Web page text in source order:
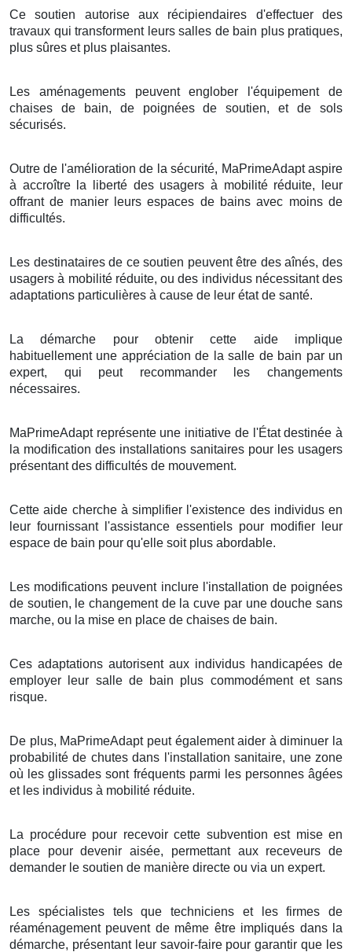
Ce soutien autorise aux récipiendaires d'effectuer des
travaux qui transforment leurs salles de bain plus pratiques,
plus sûres et plus plaisantes.
Les aménagements peuvent englober l'équipement de
chaises de bain, de poignées de soutien, et de sols
sécurisés.
Outre de l'amélioration de la sécurité, MaPrimeAdapt aspire
à accroître la liberté des usagers à mobilité réduite, leur
offrant de manier leurs espaces de bains avec moins de
difficultés.
Les destinataires de ce soutien peuvent être des aînés, des
usagers à mobilité réduite, ou des individus nécessitant des
adaptations particulières à cause de leur état de santé.
La démarche pour obtenir cette aide implique
habituellement une appréciation de la salle de bain par un
expert, qui peut recommander les changements
nécessaires.
MaPrimeAdapt représente une initiative de l'État destinée à
la modification des installations sanitaires pour les usagers
présentant des difficultés de mouvement.
Cette aide cherche à simplifier l'existence des individus en
leur fournissant l'assistance essentiels pour modifier leur
espace de bain pour qu'elle soit plus abordable.
Les modifications peuvent inclure l'installation de poignées
de soutien, le changement de la cuve par une douche sans
marche, ou la mise en place de chaises de bain.
Ces adaptations autorisent aux individus handicapées de
employer leur salle de bain plus commodément et sans
risque.
De plus, MaPrimeAdapt peut également aider à diminuer la
probabilité de chutes dans l'installation sanitaire, une zone
où les glissades sont fréquents parmi les personnes âgées
et les individus à mobilité réduite.
La procédure pour recevoir cette subvention est mise en
place pour devenir aisée, permettant aux receveurs de
demander le soutien de manière directe ou via un expert.
Les spécialistes tels que techniciens et les firmes de
réaménagement peuvent de même être impliqués dans la
démarche, présentant leur savoir-faire pour garantir que les